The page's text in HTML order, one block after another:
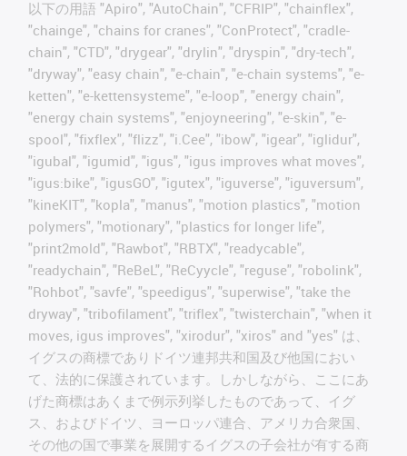
以下の用語 "Apiro", "AutoChain", "CFRIP", "chainflex",
"chainge", "chains for cranes", "ConProtect", "cradle-
chain", "CTD", "drygear", "drylin", "dryspin", "dry-tech",
"dryway", "easy chain", "e-chain", "e-chain systems", "e-
ketten", "e-kettensysteme", "e-loop", "energy chain",
"energy chain systems", "enjoyneering", "e-skin", "e-
spool", "fixflex", "flizz", "i.Cee", "ibow", "igear", "iglidur",
"igubal", "igumid", "igus", "igus improves what moves",
"igus:bike", "igusGO", "igutex", "iguverse", "iguversum",
"kineKIT", "kopla", "manus", "motion plastics", "motion
polymers", "motionary", "plastics for longer life",
"print2mold", "Rawbot", "RBTX", "readycable",
"readychain", "ReBeL", "ReCyycle", "reguse", "robolink",
"Rohbot", "savfe", "speedigus", "superwise", "take the
dryway", "tribofilament", "triflex", "twisterchain", "when it
moves, igus improves", "xirodur", "xiros" and "yes" は、
イグスの商標でありドイツ連邦共和国及び他国におい
て、法的に保護されています。しかしながら、ここにあ
げた商標はあくまで例示列挙したものであって、イグ
ス、およびドイツ、ヨーロッパ連合、アメリカ合衆国、
その他の国で事業を展開するイグスの子会社が有する商